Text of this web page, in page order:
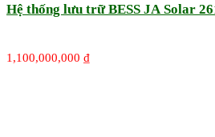
Hệ thống lưu trữ BESS JA Solar
1,100,000,000 ₫